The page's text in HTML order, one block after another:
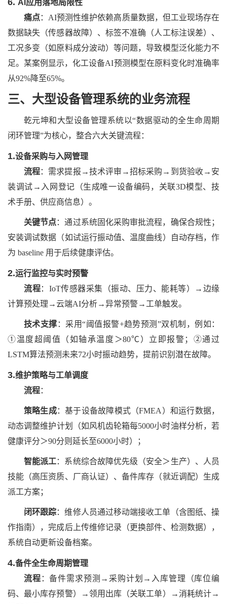
6. AI应用落地局限性
痛点： AI预测性维护依赖高质量数据，但工业现场存在
数据缺失（传感器故障）、标签不准确（人工标注误差）、
工况多变（如原料成分波动）等问题，导致模型泛化能力不
足。某案例显示，化工设备AI预测模型在原料变化时准确率
从92%降至65%。
三、大型设备管理系统的业务流程
乾元坤和大型设备管理系统以“数据驱动的全生命周期
闭环管理”为核心，整合六大关键流程：
1.设备采购与入网管理
流程：需求提报 →技术评审→招标采购→到货验收→安
装调试→入网登记（生成唯一设备编码，关联3D模型、技
术手册、供应商信息）。
关键节点：通过系统固化采购审批流程，确保合规性；
安装调试数据（如试运行振动值、温度曲线）自动存档，作
为 baseline 用于后续健康评估。
2.运行监控与实时预警
流程： IoT传感器采集（振动、压力、能耗等）→边缘
计算预处理→云端AI分析→异常预警→工单触发。
技术支撑 ：采用“阈值报警+趋势预测”双机制，例如：
①温度超阈值（如轴承温度＞80℃）立即报警；②通过
LSTM算法预测未来72小时振动趋势，提前识别潜在故障。
3.维护策略与工单调度
流程：
策略生成：基于设备故障模式（FMEA）和运行数据，
动态调整维护计划（如风机齿轮箱每5000小时油样分析，若
健康评分＞90分则延长至6000小时）；
智能派工：系统综合故障优先级（安全＞生产）、人员
技能（高压资质、厂商认证）、备件库存（就近调配）生成
派工方案；
闭环跟踪：维修人员通过移动端接收工单（含图纸、操
作指南），完成后上传维修记录（更换部件、检测数据），
系统自动更新设备档案。
4.备件全生命周期管理
流程 ：备件需求预测 →采购计划→入库管理（库位编
码、最小库存预警）→领用出库（关联工单）→消耗统计→